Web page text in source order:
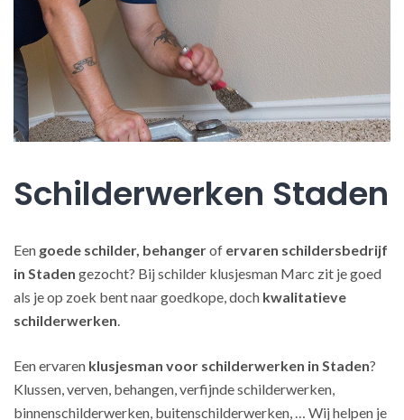
Schilderwerken Staden
Een goede schilder, behangerof ervaren schildersbedrijf
in Staden gezocht? Bij schilder klusjesman Marc zit je goed
als je op zoek bent naar goedkope, doch kwalitatieve
schilderwerken.
Een ervaren klusjesman voor schilderwerken in Staden?
Klussen, verven, behangen, verfijnde schilderwerken,
binnenschilderwerken, buitenschilderwerken, … Wij helpen je